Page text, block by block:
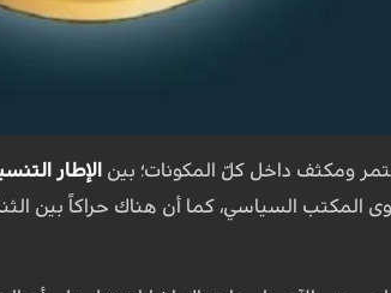
ومكثف داخل كلّ المكونات؛ بين الإطار
المكتب السياسي، كما أن هناك حراكاً بين